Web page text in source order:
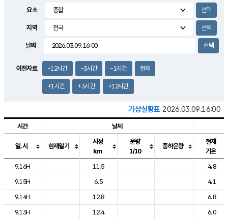
요소
지역
날짜
이전자료 -12시간 -3시간 -1시간 현재
+1시간 +3시간 +12시간
기상실황표 2026.03.09.16:00
도시별 기상실황표로 지점, 날씨, 기온, 강수, 바람, 기압등을 안내한 표입
시간 날씨
일.시 현재일기
시정
km
운량
1/10
중하운량
현재
기온
9.16H
11.5
4.8
9.15H
6.5
4.1
9.14H
12.8
6.8
9.13H
12.4
6.0